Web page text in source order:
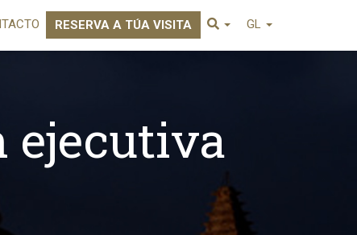
RESERVA A TÚA VISITA GL
ejecutiva